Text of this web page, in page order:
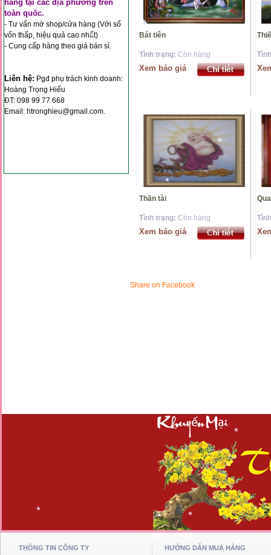
hàng tại các địa phương trên
toàn quốc.
- Tư vấn mở shop/cửa hàng (Với số
vốn thấp, hiệu quả cao nhất)
- Cung cấp hàng theo giá bán sỉ.
Liên hệ: Pgđ phụ trách kinh doanh:
Hoàng Trọng Hiếu
ĐT: 098 99 77 668
Email: htronghieu@gmail.com.
Bát tiên
Tình trạng: Còn hàng
Xem báo giá
Thần tài
Tình trạng: Còn hàng
Xem báo giá
Share on Facebook
THÔNG TIN CÔNG TY HƯỚNG DẪN MUA HÀNG
*
*
*
*
*
*
*
*